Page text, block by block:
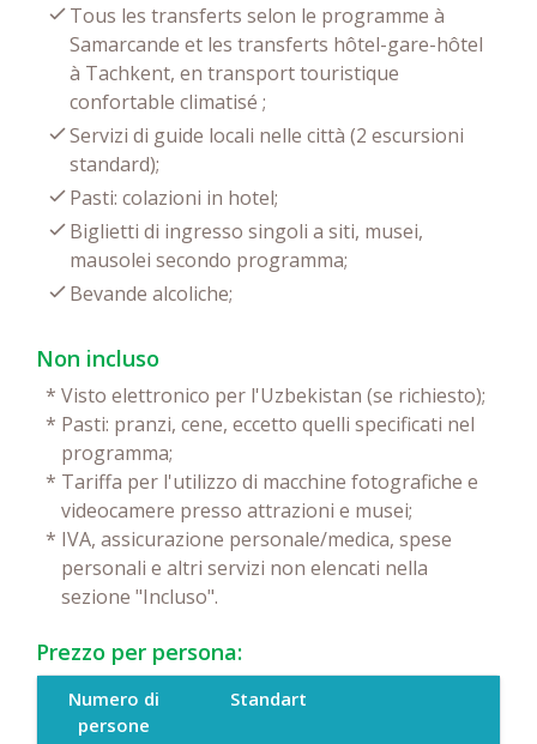
Tous les transferts selon le programme à
Samarcande et les transferts hôtel-gare-hôtel
à Tachkent, en transport touristique
confortable climatisé ;
Servizi di guide locali nelle città (2 escursioni
standard);
Pasti: colazioni in hotel;
Biglietti di ingresso singoli a siti, musei,
mausolei secondo programma;
Bevande alcoliche;
Non incluso
* Visto elettronico per l'Uzbekistan (se richiesto);
* Pasti: pranzi, cene, eccetto quelli specificati nel
programma;
* Tariffa per l'utilizzo di macchine fotografiche e
videocamere presso attrazioni e musei;
* IVA, assicurazione personale/medica, spese
personali e altri servizi non elencati nella
sezione "Incluso".
Prezzo per persona:
Numero di
persone
Standart